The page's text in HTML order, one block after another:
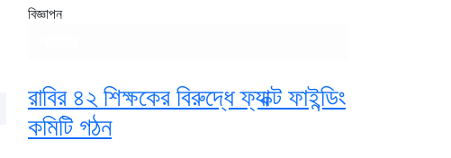
বিজ্ঞাপন
রাবির ৪২ শিক্ষকের বিরুদ্ধে ফ্যাক্ট ফাইন্ডিং
কমিটি গঠন